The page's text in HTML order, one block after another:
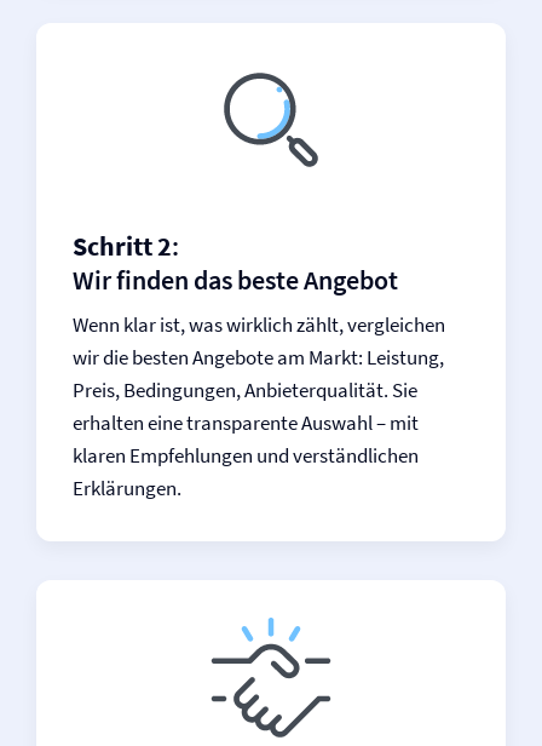
Schritt 2:
Wir finden das beste Angebot
Wenn klar ist, was wirklich zählt, vergleichen
wir die besten Angebote am Markt: Leistung,
Preis, Bedingungen, Anbieterqualität. Sie
erhalten eine transparente Auswahl – mit
klaren Empfehlungen und verständlichen
Erklärungen.